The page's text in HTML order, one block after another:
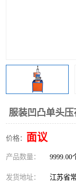
服装凹凸单头
价格： 面议
产品数量： 9999.00
发货地址： 江苏省